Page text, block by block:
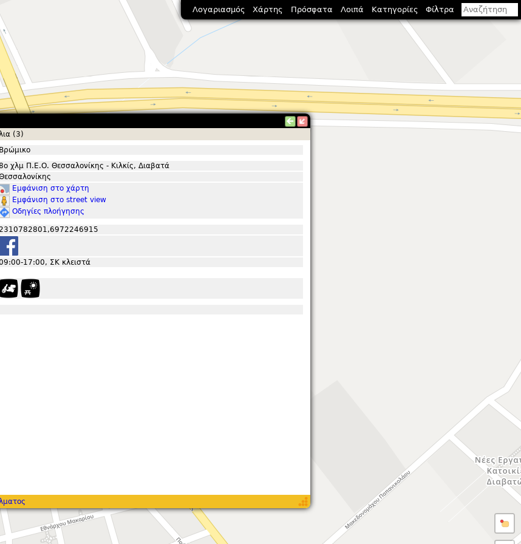
(3)
Βρώμικο
χλμ Π.Ε.Ο. Θεσσαλονίκης - Κιλκίς, Διαβατά
Εμφάνιση στο χάρτη
Εμφάνιση στο street view
Οδηγίες πλοήγησης
17:00, ΣΚ κλειστά
Λογαριασμός Χάρτης Πρόσφατα Λοιπά Κατηγορίες Φίλτρα